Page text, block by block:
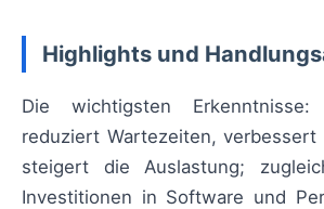
Highlights und
Die wichtigsten Erkenntnisse:
reduziert Wartezeiten, verbessert
steigert die Auslastung;
Investitionen in Software und